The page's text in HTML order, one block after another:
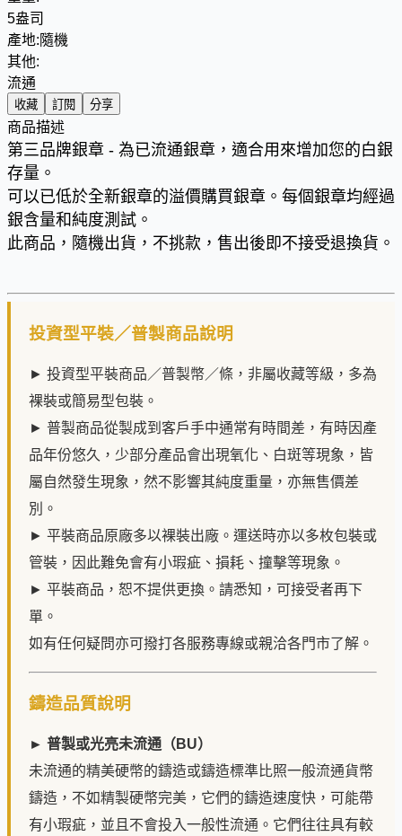
5盎司
產地:隨機
其他:
流通
收藏 訂閱 分享
商品描述
第三品牌銀章 - 為已流通銀章，適合用來增加您的白銀
存量。
可以已低於全新銀章的溢價購買銀章。每個銀章均經過
銀含量和純度測試。
此商品，隨機出貨，不挑款，售出後即不接受退換貨。
投資型平裝／普製商品說明
► 投資型平裝商品／普製幣／條，非屬收藏等級，多為
裸裝或簡易型包裝。
► 普製商品從製成到客戶手中通常有時間差，有時因產
品年份悠久，少部分產品會出現氧化、白斑等現象，皆
屬自然發生現象，然不影響其純度重量，亦無售價差
別。
► 平裝商品原廠多以裸裝出廠。運送時亦以多枚包裝或
管裝，因此難免會有小瑕疵、損耗、撞擊等現象。
► 平裝商品，恕不提供更換。請悉知，可接受者再下
單。
如有任何疑問亦可撥打各服務專線或親洽各門市了解。
鑄造品質說明
► 普製或光亮未流通（BU）
未流通的精美硬幣的鑄造或鑄造標準比照一般流通貨幣
鑄造，不如精製硬幣完美，它們的鑄造速度快，可能帶
有小瑕疵，並且不會投入一般性流通。它們往往具有較